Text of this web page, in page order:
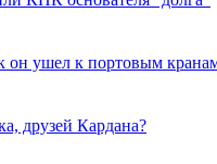
он ушел к портовым
друзей Кардана?